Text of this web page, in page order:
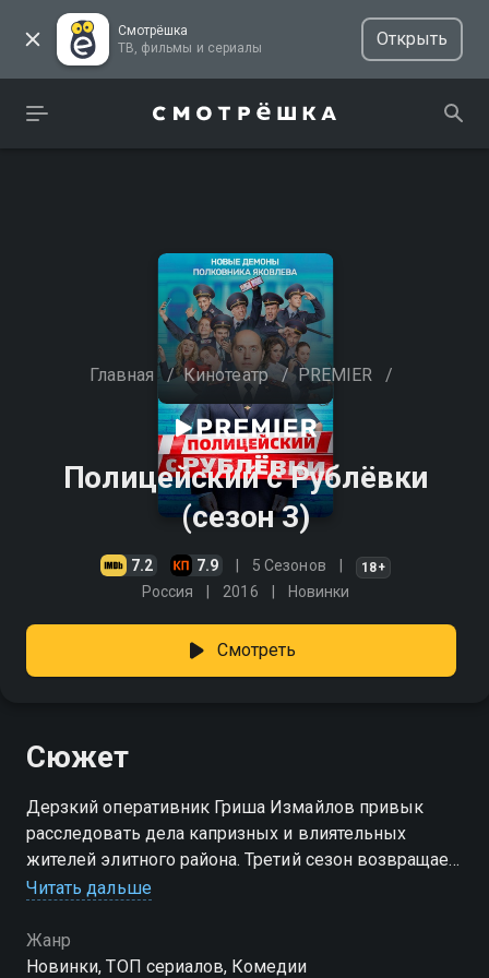
Смотрёшка
ТВ, фильмы и сериалы
Открыть
Главная / Кинотеатр / PREMIER /
Полицейский с Рублёвки
(сезон 3)
7.2 7.9 5 Сезонов 18+
Россия 2016 Новинки
Смотреть
Сюжет
Дерзкий оперативник Гриша Измайлов привык
расследовать дела капризных и влиятельных
жителей элитного района. Третий сезон возвращает
героев в гламурную Барвиху, где суровые
личными драмами и полным абсурдом. Теперь
Гриша возглавляет отдел «Барвиха Северное», а
Читать дальше
Жанр
Новинки, ТОП сериалов, Комедии